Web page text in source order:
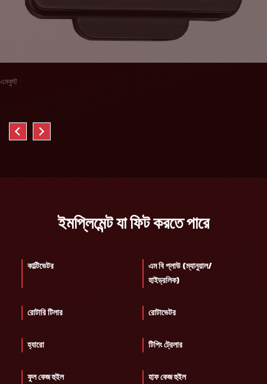
এমবুস্ট
ইমপ্লিমেন্ট যা ফিট করতে পারে
কাল্টিভেটর
এম বি প্লাউ (ম্যানুয়াল/
হাইড্রলিক)
রোটারি টিলার রোটাভেটর
হ্যারো টিপিং ট্রেলার
ফুল কেজ হুইল হাফ কেজ হুইল